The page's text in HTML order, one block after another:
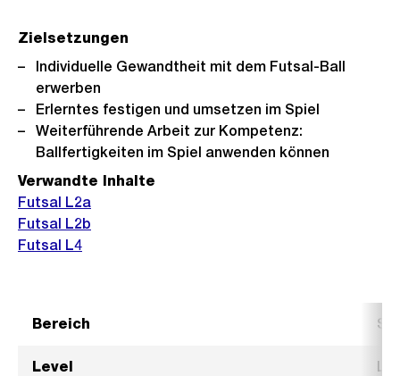
Zielsetzungen
Individuelle Gewandtheit mit dem Futsal-Ball
erwerben
Erlerntes festigen und umsetzen im Spiel
Weiterführende Arbeit zur Kompetenz:
Ballfertigkeiten im Spiel anwenden können
Verwandte Inhalte
Futsal L2a
Futsal L2b
Futsal L4
Bereich
Level